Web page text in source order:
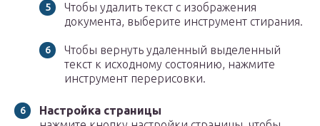
Чтобы удалить текст с изображения
документа, выберите инструмент стирания.
Чтобы вернуть удаленный выделенный
текст к исходному состоянию, нажмите
инструмент перерисовки.
Настройка страницы